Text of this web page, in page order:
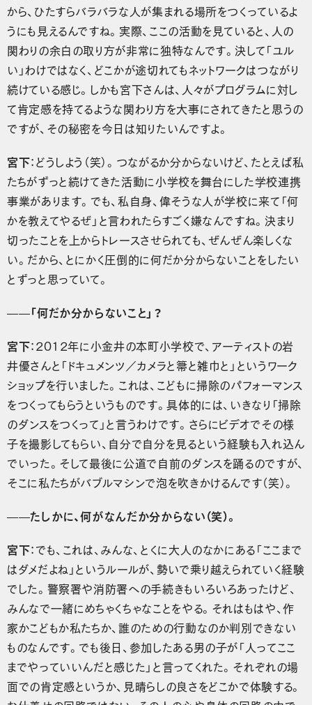
から、ひたすらバラバラな人が集まれる場所をつくっているよ
うにも見えるんですね。実際、ここの活動を見ていると、人の
関わりの余白の取り方が非常に独特なんです。決して「ユル
い」わけではなく、どこかが途切れてもネットワークはつながり
続けている感じ。しかも宮下さんは、人々がプログラムに対し
て肯定感を持てるような関わり方を大事にされてきたと思うの
ですが、その秘密を今日は知りたいんですよ。
宮下：どうしよう（笑）。つながるか分からないけど、たとえば私
たちがずっと続けてきた活動に小学校を舞台にした学校連携
事業があります。でも、私自身、偉そうな人が学校に来て「何
かを教えてやるぜ」と言われたらすごく嫌なんですね。決まり
切ったことを上からトレースさせられても、ぜんぜん楽しくな
い。だから、とにかく圧倒的に何だか分からないことをしたい
とずっと思っていて。
——「何だか分からないこと」？
宮下：2012年に小金井の本町小学校で、アーティストの岩
井優さんと「ドキュメンツ／カメラと箒と雑巾と」というワーク
ショップを行いました。これは、こどもに掃除のパフォーマンス
をつくってもらうというものです。具体的には、いきなり「掃除
のダンスをつくって」と言うわけです。さらにビデオでその様
子を撮影してもらい、自分で自分を見るという経験も入れ込ん
でいった。そして最後に公道で自前のダンスを踊るのですが、
そこに私たちがバブルマシンで泡を吹きかけるんです（笑）。
——たしかに、何がなんだか分からない（笑）。
宮下：でも、これは、みんな、とくに大人のなかにある「ここまで
はダメだよね」というルールが、勢いで乗り越えられていく経験
でした。警察署や消防署への手続きもいろいろあったけど、
みんなで一緒にめちゃくちゃなことをやる。それはもはや、作
家かこどもか私たちか、誰のための行動なのか判別できない
ものなんです。でも後日、参加したある男の子が「人ってここ
までやっていいんだと感じた」と言ってくれた。それぞれの場
面での肯定感というか、見晴らしの良さをどこかで体験する。